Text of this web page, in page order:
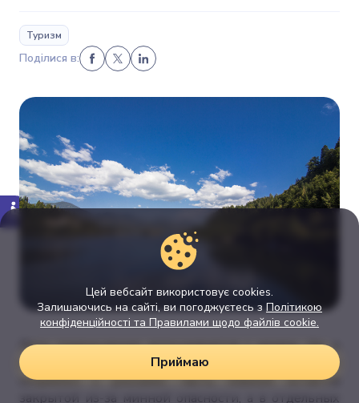
Туризм
Поділися в:
Лето традиционно ассоциируется с морем. Но, к
сожалению, сейчас отдых на побережье в Украине
сопряжен с рисками: часть пляжей остается
закрытой из-за минной опасности, а в отдельных
Цей вебсайт використовує cookies.
Залишаючись на сайті, ви погоджуєтесь зПолітикою
конфіденційності та Правилами щодо файлів cookie.
Приймаю